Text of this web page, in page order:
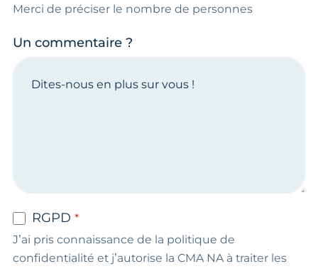
Merci de préciser le nombre de personnes
Un commentaire ?
RGPD
J’ai pris connaissance de la politique de
confidentialité et j’autorise la CMA NA à traiter les